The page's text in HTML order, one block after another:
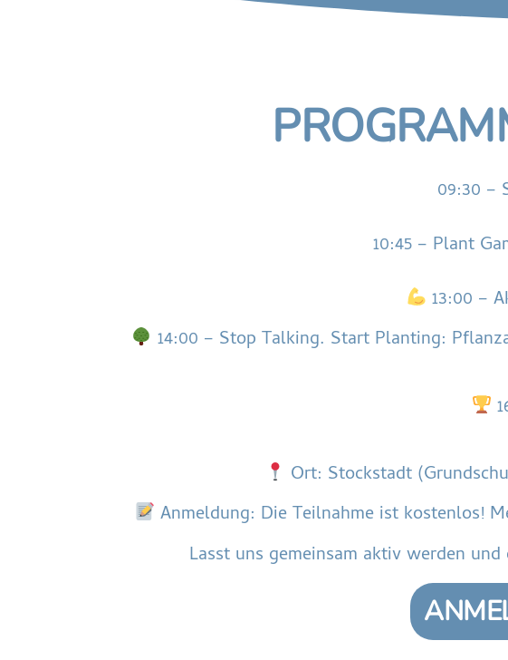
09:30 –
10:45 – Plant
13:00 –
14:00 – Stop Talking. Start Planting:
Ort: Stockstadt
Anmeldung: Die Teilnahme ist kostenlos!
Lasst uns gemeinsam aktiv werden